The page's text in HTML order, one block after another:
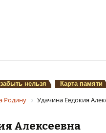
нельзя Карта памяти
Родину Удачина Евдокия
Алексеевна